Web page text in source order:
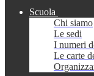
Scuola
Chi siamo
Le sedi
I numeri
Le carte